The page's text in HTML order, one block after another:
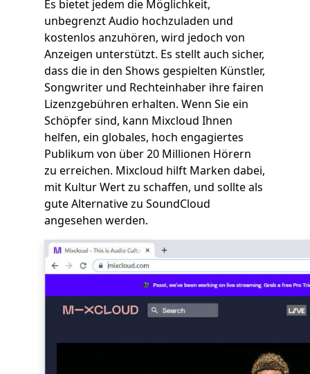
Es bietet jedem die Möglichkeit,
unbegrenzt Audio hochzuladen und
kostenlos anzuhören, wird jedoch von
Anzeigen unterstützt. Es stellt auch sicher,
dass die in den Shows gespielten Künstler,
Songwriter und Rechteinhaber ihre fairen
Lizenzgebühren erhalten. Wenn Sie ein
Schöpfer sind, kann Mixcloud Ihnen
helfen, ein globales, hoch engagiertes
Publikum von über 20 Millionen Hörern
zu erreichen. Mixcloud hilft Marken dabei,
mit Kultur Wert zu schaffen, und sollte als
gute Alternative zu SoundCloud
angesehen werden.